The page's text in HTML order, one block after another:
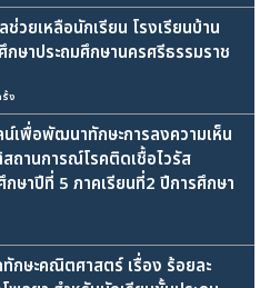
ช่วยเหลือนักเรียน โรงเรียนบ้าน
ษาประถมศึกษานครศรีธรรมราช
รั้ง
เพื่อพัฒนาทักษะการลงความเห็น
ถานการณ์โรคติดเชื้อไวรัส
ษาปีที่ 5 ภาคเรียนที่2 ปีการศึกษา
ษะคณิตศาสตร์ เรื่อง ร้อยละ